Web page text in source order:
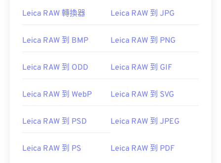
Leica RAW 轉換器 Leica RAW 到 JPG
Leica RAW 到 BMP Leica RAW 到 PNG
Leica RAW 到 ODD Leica RAW 到 GIF
Leica RAW 到 WebP Leica RAW 到 SVG
Leica RAW 到 PSD Leica RAW 到 JPEG
Leica RAW 到 PS Leica RAW 到 PDF